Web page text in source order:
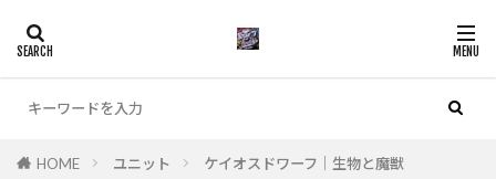
HOME ユニット ケイオスドワーフ│生物と魔獣
カテゴリー